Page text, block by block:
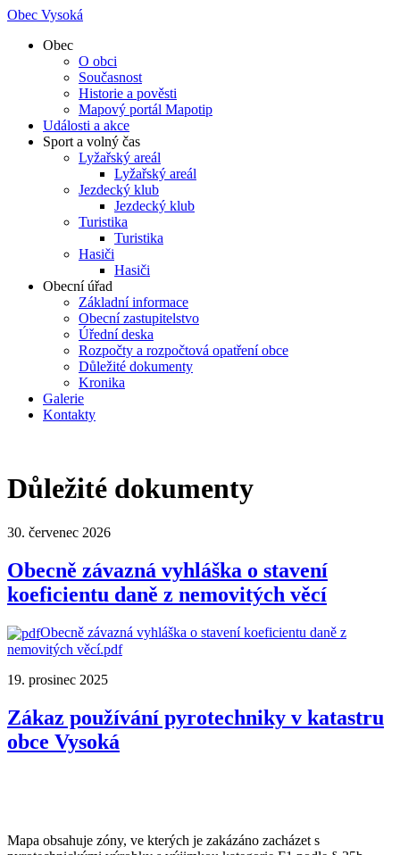
Obec Vysoká
Obec
O obci
Současnost
Historie a pověsti
Mapový portál Mapotip
Události a akce
Sport a volný čas
Lyžařský areál
Lyžařský areál
Jezdecký klub
Jezdecký klub
Turistika
Turistika
Hasiči
Hasiči
Obecní úřad
Základní informace
Obecní zastupitelstvo
Úřední deska
Rozpočty a rozpočtová opatření obce
Důležité dokumenty
Kronika
Galerie
Kontakty
Důležité dokumenty
30. červenec 2026
Obecně závazná vyhláška o stavení
koeficientu daně z nemovitých věcí
Obecně závazná vyhláška o stavení koeficientu daně z
nemovitých věcí.pdf
19. prosinec 2025
Zákaz používání pyrotechniky v katastru
obce Vysoká
Mapa obsahuje zóny, ve kterých je zakázáno zacházet s